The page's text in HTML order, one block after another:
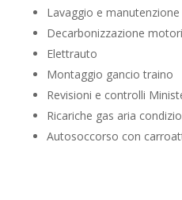
Lavaggio e
Decarbonizzazione
Elettrauto
Montaggio gancio traino
Revisioni e controlli
Ricariche gas aria
Autosoccorso con